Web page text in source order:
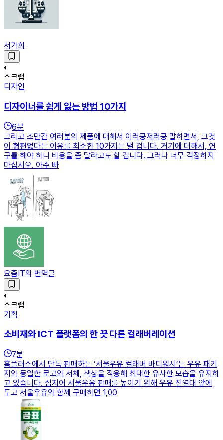
서가희
스크랩
디자인
디자이너를 쉽게 잃는 방법 10가지
6분
그리고 조만간 여러분의 제품에 대해서 이러쿵저러쿵 말하면서, 그것
이 형편없다는 이유를 최소한 10가지는 댈 겁니다. 거기에 더해서, 연
구를 해야 하니 비용을 좀 달라고도 할 겁니다. 그러나 너무 걱정하지
마십시오. 아주 빠
요즘IT의 번역글
스크랩
기획
소비재와 ICT 플랫폼의 한 끗 다른 컬래버레이션
7분
홈플러스에서 단독 판매하는 ‘서울우유 컬래버 바디워시’는 우유 패키
지와 동일한 로고와 서체, 색상을 적용해 최대한 유사한 모습을 유지하
고 있습니다. 심지어 서울우유 판매를 높이기 위해 우유 진열대 앞에
두고 서울우유와 함께 구매하면 1,00